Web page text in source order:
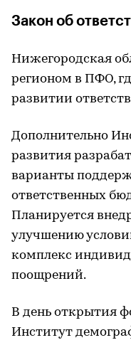
Закон об
Нижегородская
регионом в ПФО,
развитии
Дополнительно
развития
варианты
ответственных
Планируется
улучшению
комплекс
поощрений.
В день открытия
Институт